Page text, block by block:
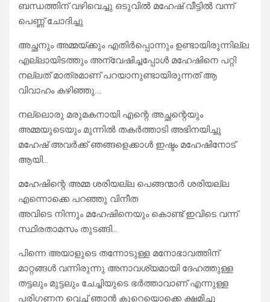
ബന്ധത്തിന് വഴിവെച്ചു ഒടുവിൽ മഹേഷ് വീട്ടിൽ വന്ന്
പെണ്ണ് ചോദിച്ചു
അച്ഛനും അമ്മയ്ക്കും എതിർപ്പൊന്നും ഉണ്ടായിരുന്നില്ല
എല്ലായിടത്തും അന്വേഷിച്ചപ്പോൾ മഹേഷിനെ പറ്റി
നല്ലത് മാത്രമാണ് പറയാനുണ്ടായിരുന്നത് ആ
വിവാഹം കഴിഞ്ഞു….
നല്ലൊരു മരുമകനായി എന്റെ അച്ഛന്റെയും
അമ്മയുടെയും മുന്നിൽ തകർത്താടി അഭിനയിച്ചു
മഹേഷ് അവർക്ക് ഞങ്ങളെക്കാൾ ഇഷ്ടം മഹേഷിനോട്
ആയി…
മഹേഷിന്റെ അമ്മ ശരിയല്ല പെങ്ങന്മാർ ശരിയല്ല
എന്നൊക്കെ പറഞ്ഞു വിനീത
അവിടെ നിന്നും മഹേഷിനെയും കൊണ്ട് ഇവിടെ വന്ന്
സ്ഥിരതാമസം തുടങ്ങി…
പിന്നെ അയാളുടെ തന്നോടുള്ള മനോഭാവത്തിന്
മാറ്റങ്ങൾ വന്നിരുന്നു അനാവശ്യമായി ദേഹത്തുള്ള
തട്ടലും മുട്ടലും ചേച്ചിയുടെ ഭർത്താവാണ് എന്നുള്ള
പരിഗണന വെച്ച് ഞാൻ കുറെയൊക്കെ ക്ഷമിച്ചു